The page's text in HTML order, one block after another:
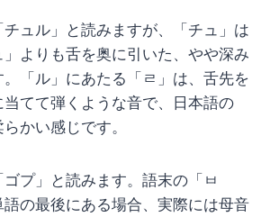
チュル」と読みますが、「チュ」は
」よりも舌を奥に引いた、やや深み
「ル」にあたる「ㄹ」は、舌先を
てて弾くような音で、日本語の
かい感じです。
プ」と読みます。語末の「ㅂ
語の最後にある場合、実際には母音